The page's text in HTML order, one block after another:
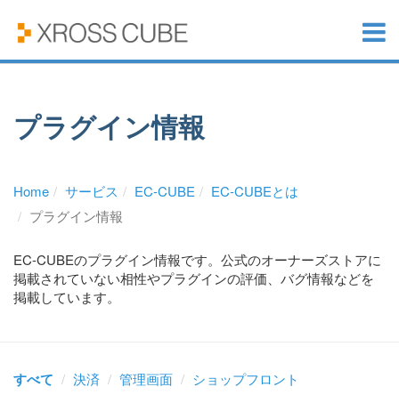
プラグイン情報
Home サービス EC-CUBE
EC-CUBEとは
プラグイン情報
EC-CUBEのプラグイン情報です。公式のオーナーズストアに
掲載されていない相性やプラグインの評価、バグ情報などを
掲載しています。
すべて 決済 管理画面 ショップフロント